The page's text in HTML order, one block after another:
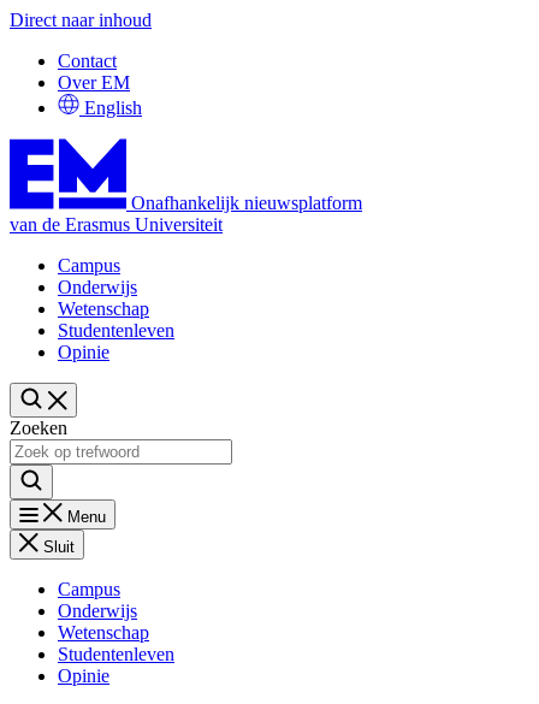
Direct naar inhoud
Contact
Over EM
English
Onafhankelijk nieuwsplatform
van de Erasmus Universiteit
Campus
Onderwijs
Wetenschap
Studentenleven
Opinie
Zoeken
Menu
Sluit
Campus
Onderwijs
Wetenschap
Studentenleven
Opinie